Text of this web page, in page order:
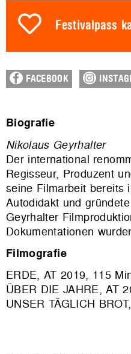
Festivalpass
FACEBOOK
Biografie
Nikolaus Geyrhalter
Der international
Regisseur, Produzent
seine Filmarbeit bereits
Autodidakt und
Geyrhalter
Dokumentationen
Filmografie
ERDE, AT 2019, 115
ÜBER DIE JAHRE, AT
UNSER TÄGLICH